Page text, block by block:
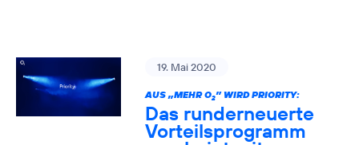
19. Mai 2020
AUS „MEHR O2” WIRD PRIORITY:
Das runderneuerte
Vorteilsprogramm